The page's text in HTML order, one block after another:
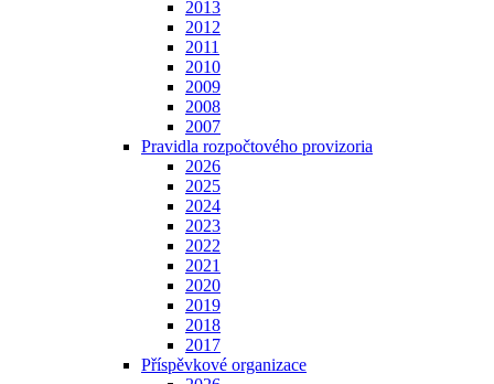
2013
2012
2011
2010
2009
2008
2007
Pravidla rozpočtového provizoria
2026
2025
2024
2023
2022
2021
2020
2019
2018
2017
Příspěvkové organizace